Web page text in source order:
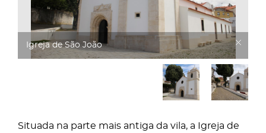
Igreja de São João
Situada na parte mais antiga da vila, a Igreja de